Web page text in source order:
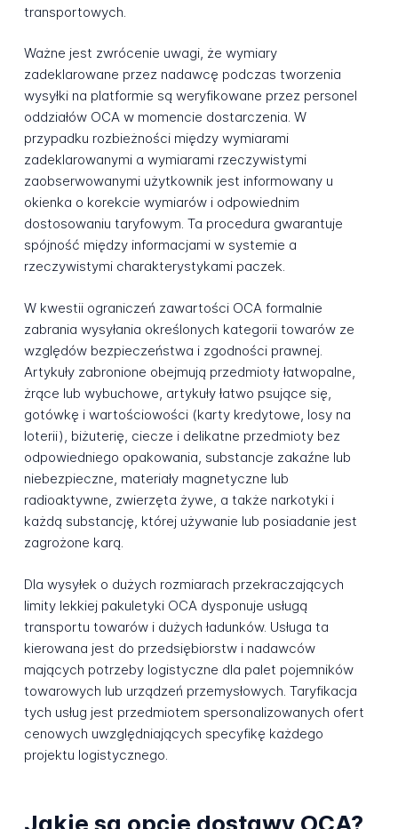
transportowych.
Ważne jest zwrócenie uwagi, że wymiary
zadeklarowane przez nadawcę podczas tworzenia
wysyłki na platformie są weryfikowane przez personel
oddziałów OCA w momencie dostarczenia. W
przypadku rozbieżności między wymiarami
zadeklarowanymi a wymiarami rzeczywistymi
zaobserwowanymi użytkownik jest informowany u
okienka o korekcie wymiarów i odpowiednim
dostosowaniu taryfowym. Ta procedura gwarantuje
spójność między informacjami w systemie a
rzeczywistymi charakterystykami paczek.
W kwestii ograniczeń zawartości OCA formalnie
zabrania wysyłania określonych kategorii towarów ze
względów bezpieczeństwa i zgodności prawnej.
Artykuły zabronione obejmują przedmioty łatwopalne,
żrące lub wybuchowe, artykuły łatwo psujące się,
gotówkę i wartościowości (karty kredytowe, losy na
loterii), biżuterię, ciecze i delikatne przedmioty bez
odpowiedniego opakowania, substancje zakaźne lub
niebezpieczne, materiały magnetyczne lub
radioaktywne, zwierzęta żywe, a także narkotyki i
każdą substancję, której używanie lub posiadanie jest
zagrożone karą.
Dla wysyłek o dużych rozmiarach przekraczających
limity lekkiej pakuletyki OCA dysponuje usługą
transportu towarów i dużych ładunków. Usługa ta
kierowana jest do przedsiębiorstw i nadawców
mających potrzeby logistyczne dla palet pojemników
towarowych lub urządzeń przemysłowych. Taryfikacja
tych usług jest przedmiotem spersonalizowanych ofert
cenowych uwzględniających specyfikę każdego
projektu logistycznego.
Jakie są opcje dostawy OCA?